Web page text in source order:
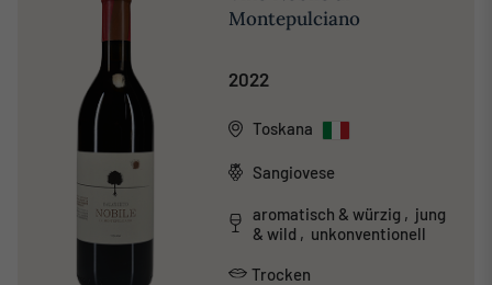
Montepulciano
2022
Toskana
Sangiovese
aromatisch & würzig , jung
& wild , unkonventionell
Trocken